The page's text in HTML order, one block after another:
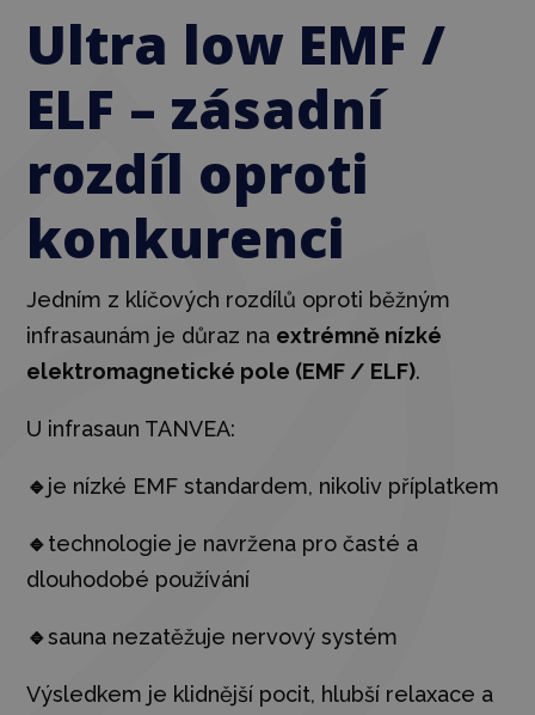
Ultra low EMF /
ELF – zásadní
rozdíl oproti
konkurenci
Jedním z klíčových rozdílů oproti běžným
infrasaunám je důraz na extrémně nízké
elektromagnetické pole (EMF / ELF).
U infrasaun TANVEA:
🔹je nízké EMF standardem, nikoliv příplatkem
🔹technologie je navržena pro časté a
dlouhodobé používání
🔹sauna nezatěžuje nervový systém
Výsledkem je klidnější pocit, hlubší relaxace a